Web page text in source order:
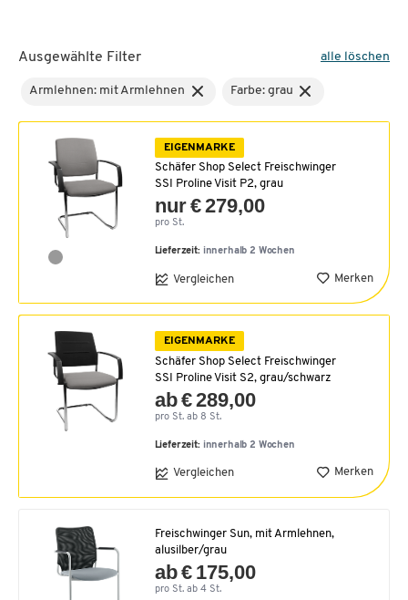
Ausgewählte Filter alle löschen
Armlehnen: mit Armlehnen Farbe: grau
EIGENMARKE
Schäfer Shop Select Freischwinger
SSI Proline Visit P2, grau
nur € 279,00
pro St.
Lieferzeit: innerhalb 2 Wochen
Vergleichen Merken
EIGENMARKE
Schäfer Shop Select Freischwinger
SSI Proline Visit S2, grau/schwarz
ab € 289,00
pro St. ab 8 St.
Lieferzeit: innerhalb 2 Wochen
Vergleichen Merken
Freischwinger Sun, mit Armlehnen,
alusilber/grau
ab € 175,00
pro St. ab 4 St.